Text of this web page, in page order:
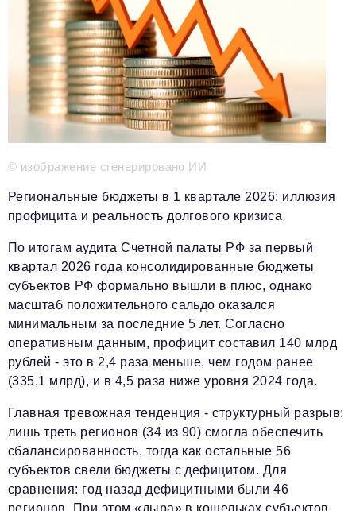
Видео
Телефон редакции:+7 495 727-01-67
Электронные почты редакции:
Информационный отдел
info@business-magazine.online
Отдел распространения/редакционная подписка
podpiska@business-magazine.online
Отдел по работе с партнерами
© изображение сгенерировано ИИ
Региональные бюджеты в 1 квартале 2026: иллюзия
профицита и реальность долгового кризиса
По итогам аудита Счетной палаты РФ за первый
квартал 2026 года консолидированные бюджеты
субъектов РФ формально вышли в плюс, однако
масштаб положительного сальдо оказался
минимальным за последние 5 лет. Согласно
оперативным данным, профицит составил 140 млрд
рублей - это в 2,4 раза меньше, чем годом ранее
(335,1 млрд), и в 4,5 раза ниже уровня 2024 года.
Главная тревожная тенденция - структурный разрыв:
лишь треть регионов (34 из 90) смогла обеспечить
сбалансированность, тогда как остальные 56
субъектов свели бюджеты с дефицитом. Для
сравнения: год назад дефицитными были 46
регионов. При этом «дыра» в кошельках субъектов